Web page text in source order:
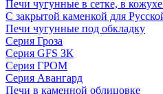
Печи чугунные в сетке, в
С закрытой каменкой для
Печи чугунные под обкладку
Серия Гроза
Серия GFS ЗК
Серия ГРОМ
Серия Авангард
Печи в каменной облицовке